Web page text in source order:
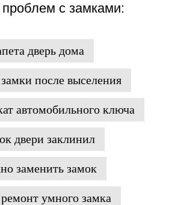
проблем с замками:
дверь дома
после выселения
автомобильного ключа
двери заклинил
заменить замок
умного замка